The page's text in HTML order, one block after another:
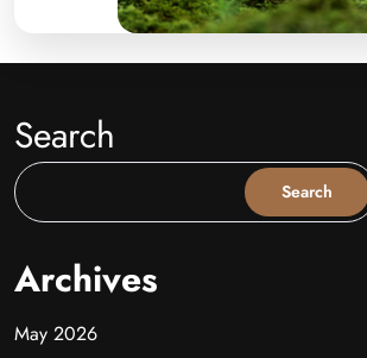
Search
Search
Archives
May 2026